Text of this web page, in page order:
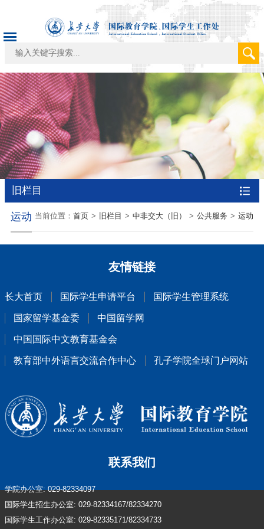
旧栏目
当前位置： 首页 > 旧栏目 > 中非交大（旧） > 公共服务 > 运动
运动
友情链接
长大首页 国际学生申请平台 国际学生管理系统
国家留学基金委 中国留学网
中国国际中文教育基金会
教育部中外语言交流合作中心 孔子学院全球门户网站
联系我们
学院办公室: 029-82334097
国际学生招生办公室: 029-82334167/82334270
国际学生工作办公室: 029-82335171/82334733